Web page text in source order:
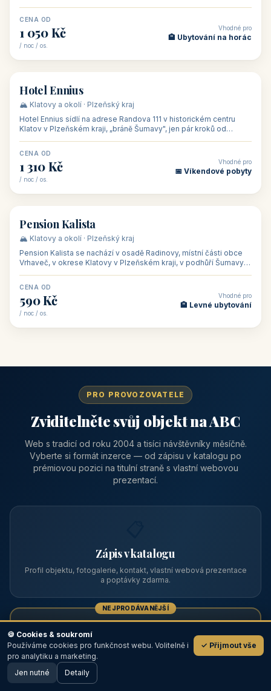
CENA OD
1 050 Kč
/ noc / os.
Vhodné pro
🏨 Ubytování na horác
🏨 hotel
Hotel Ennius
🏔️ Klatovy a okolí · Plzeňský kraj
Hotel Ennius sídlí na adrese Randova 111 v historickém centru
Klatov v Plzeňském kraji, „bráně Šumavy", jen pár kroků od
CENA OD
1 310 Kč
/ noc / os.
Vhodné pro
📅 Víkendové pobyty
🏡 penzion
Pension Kalista
🏔️ Klatovy a okolí · Plzeňský kraj
Pension Kalista se nachází v osadě Radinovy, místní části obce
Vrhaveč, v okrese Klatovy v Plzeňském kraji, v podhůří Šumavy
CENA OD
590 Kč
/ noc / os.
Vhodné pro
🏨 Levné ubytování
PRO PROVOZOVATELE
Zviditelněte svůj objekt na ABC
Web s tradicí od roku 2004 a tisíci návštěvníky měsíčně.
Vyberte si formát inzerce — od zápisu v katalogu po
prémiovou pozici na titulní straně s vlastní webovou
prezentací.
Zápis v katalogu
Profil objektu, fotogalerie, kontakt, vlastní webová prezentace
a poptávky zdarma.
NEJPRODÁVANĚJŠÍ
Prémiový partner
TOP pozice na titulce, přednost ve výpisech, zlatý odznak a
💬
🖥️ Desktop verze
🍪 Cookies & soukromí
Používáme cookies pro funkčnost webu. Volitelně i
pro analytiku a marketing.
✓ Přijmout vše
Jen nutné Detaily